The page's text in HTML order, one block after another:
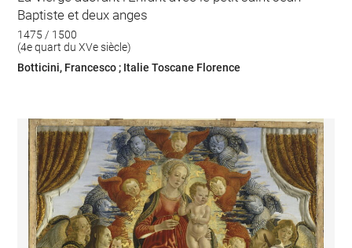
Baptiste et deux anges
1475 / 1500
(4e quart du XVe siècle)
Botticini, Francesco ; Italie Toscane Florence